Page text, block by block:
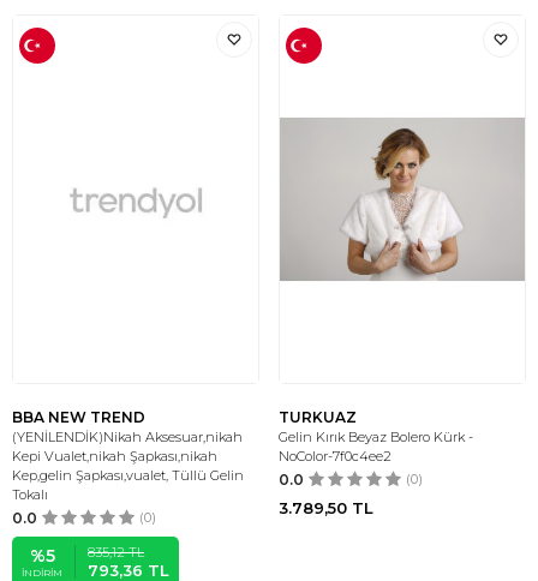
BBA NEW TREND
(YENİLENDİK)Nikah Aksesuar,nikah
Kepi Vualet,nikah Şapkası,nikah
Kep,gelin Şapkası,vualet, Tüllü Gelin
Tokalı
0.0 (0)
%5
İNDIRIM
835,12TL
793,36 TL
TURKUAZ
Gelin Kırık Beyaz Bolero Kürk -
NoColor-7f0c4ee2
0.0 (0)
3.789,50 TL